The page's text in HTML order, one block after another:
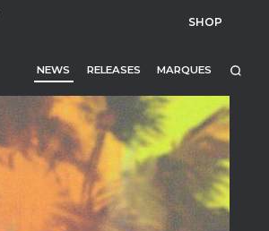
SHOP
NEWS RELEASES MARQUES